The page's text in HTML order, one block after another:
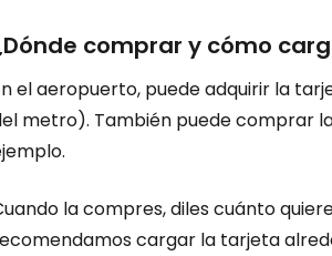
comprar y cómo
el aeropuerto, puede adquirir la
metro). También puede comprar
la compres, diles cuánto
cargar la tarjeta